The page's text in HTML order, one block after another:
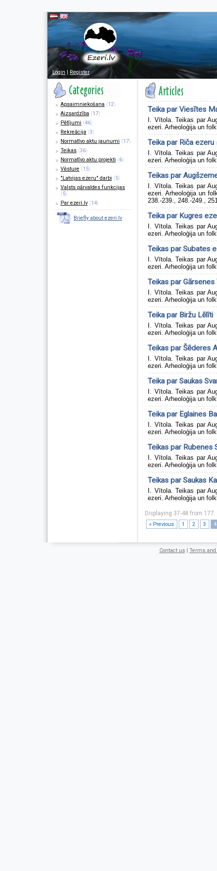
Login |Register
Apsaimniekošana (12)
Aizsardzība (17)
Pētījumi (46)
Rekreācija (3)
Normatīvo aktu jaunumi (17)
Teikas (36)
Normatīvo aktu projekti (6)
Vēsture (15)
"Latvijas ezeru" darbi (5)
Valsts pārvaldes funkcijas
(5)
Par ezeri.lv (14)
Briefly about ezeri.lv
Teika par Viesītes
I. Vītola. Teikas par
ezeri. Arheoloģija un
Teika par Riča ezeru
I. Vītola. Teikas par
ezeri. Arheoloģija un
Teikas par
I. Vītola. Teikas par
ezeri. Arheoloģija un
238.-239., 248.-249.,
Teika par Kugres
I. Vītola. Teikas par
ezeri. Arheoloģija un
Teikas par Subates
I. Vītola. Teikas par
ezeri. Arheoloģija un
Teikas par
I. Vītola. Teikas par
ezeri. Arheoloģija un
Teika par Biržu Lēlīti
I. Vītola. Teikas par
ezeri. Arheoloģija un
Teikas par Šēderes
I. Vītola. Teikas par
ezeri. Arheoloģija un
Teika par Saukas
I. Vītola. Teikas par
ezeri. Arheoloģija un
Teika par Eglaines
I. Vītola. Teikas par
ezeri. Arheoloģija un
Teikas par Rubenes
I. Vītola. Teikas par
ezeri. Arheoloģija un
Teikas par Saukas
I. Vītola. Teikas par
ezeri. Arheoloģija un
Displaying 37-48 from 177
« Previous 1 2 3 4
Contact us| Terms